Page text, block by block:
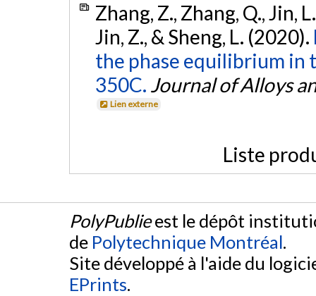
Zhang, Z., Zhang, Q., Jin,
Jin, Z., & Sheng, L. (2020).
the phase equilibrium in
350C. Journal of Alloys
Lien externe
Liste
PolyPublieest le dépôt
de Polytechnique Montréal.
Site développé à l'aide du
EPrints.